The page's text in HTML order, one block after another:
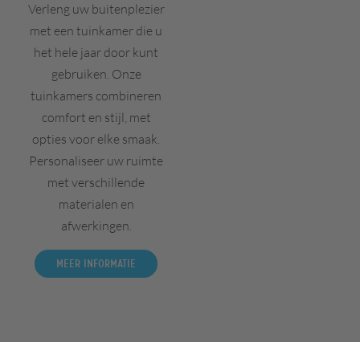
Verleng uw buitenplezier
met een tuinkamer die u
het hele jaar door kunt
gebruiken. Onze
tuinkamers combineren
comfort en stijl, met
opties voor elke smaak.
Personaliseer uw ruimte
met verschillende
materialen en
afwerkingen.
Meer informatie